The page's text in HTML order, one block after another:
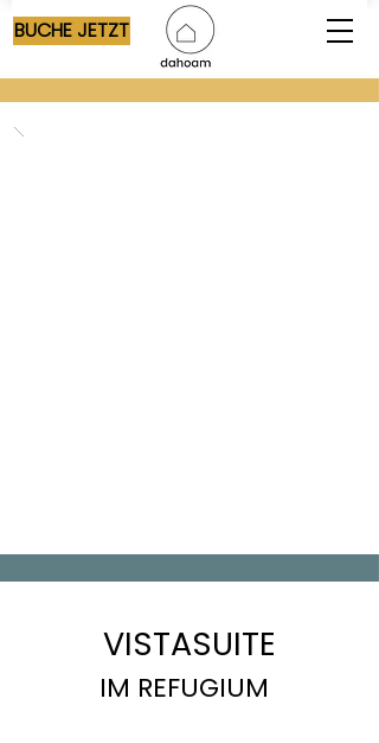
BUCHE JETZT
VISTASUITE
IM REFUGIUM